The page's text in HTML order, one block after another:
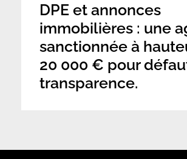
DPE et annonces
immobilières : une
sanctionnée à
20 000 € pour
transparence.